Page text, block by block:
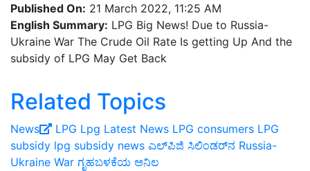
English Summary:LPG Big News! Due to Russia-
Ukraine War The Crude Oil Rate Is getting Up And the
subsidy of LPG May Get Back
Related Topics
News LPG Lpg Latest News
subsidy lpg subsidy news ಎಲ್‌ಪಿಜಿ ಸಿಲಿಂಡರ್‌ನ Russia-
Ukraine War ಗೃಹಬಳಕೆಯ ಅನಿಲ